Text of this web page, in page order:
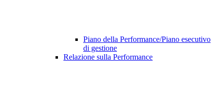
Piano della Performance/Piano esecutivo
di gestione
Relazione sulla Performance